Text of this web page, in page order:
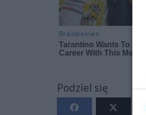
Podziel się